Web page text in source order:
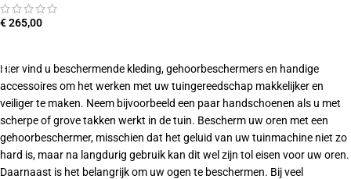
€265,00
Hier vind u beschermende kleding, gehoorbeschermers en handige
accessoires om het werken met uw tuingereedschap makkelijker en
veiliger te maken. Neem bijvoorbeeld een paar handschoenen als u met
scherpe of grove takken werkt in de tuin. Bescherm uw oren met een
gehoorbeschermer, misschien dat het geluid van uw tuinmachine niet zo
hard is, maar na langdurig gebruik kan dit wel zijn tol eisen voor uw oren.
Daarnaast is het belangrijk om uw ogen te beschermen. Bij veel